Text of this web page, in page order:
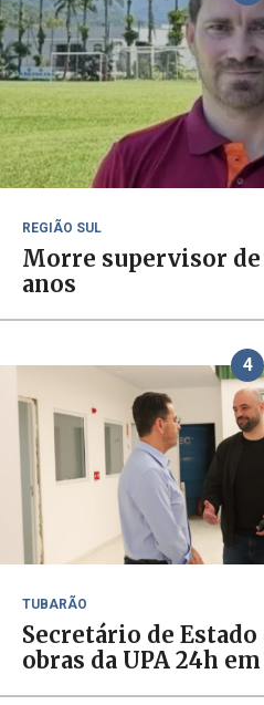
REGIÃO SUL
Morre supervisor de
anos
4
TUBARÃO
Secretário de
obras da UPA 24h